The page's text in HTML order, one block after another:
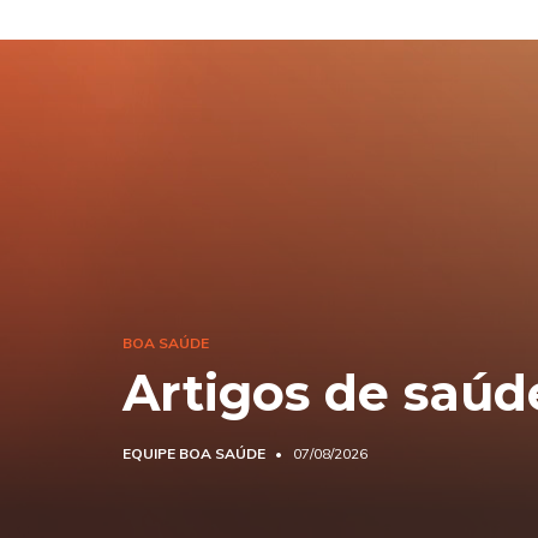
BOA SAÚDE
Artigos de
EQUIPE BOA SAÚDE 07/08/2026